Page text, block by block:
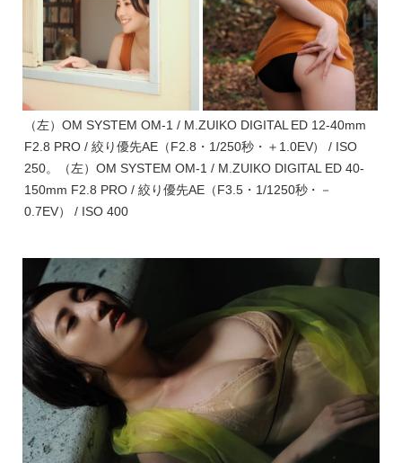
（左）OM SYSTEM OM-1 / M.ZUIKO DIGITAL ED 12-40mm
F2.8 PRO / 絞り優先AE（F2.8・1/250秒・＋1.0EV） / ISO
250。（左）OM SYSTEM OM-1 / M.ZUIKO DIGITAL ED 40-
150mm F2.8 PRO / 絞り優先AE（F3.5・1/1250秒・－
0.7EV） / ISO 400